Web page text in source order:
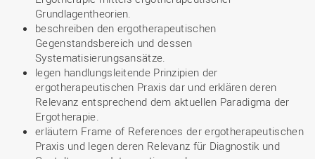
Grundlagentheorien.
beschreiben den ergotherapeutischen
Gegenstandsbereich und dessen
Systematisierungsansätze.
legen handlungsleitende Prinzipien der
ergotherapeutischen Praxis dar und erklären deren
Relevanz entsprechend dem aktuellen Paradigma der
Ergotherapie.
erläutern Frame of References der ergotherapeutischen
Praxis und legen deren Relevanz für Diagnostik und